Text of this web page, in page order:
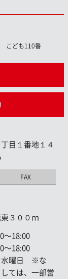
こども110番
目１番地１４
FAX
３００ｍ
〜18:00
〜18:00
水曜日 ※な
ては、一部営